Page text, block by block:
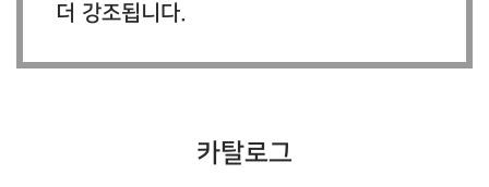
더 강조됩니다.
카탈로그